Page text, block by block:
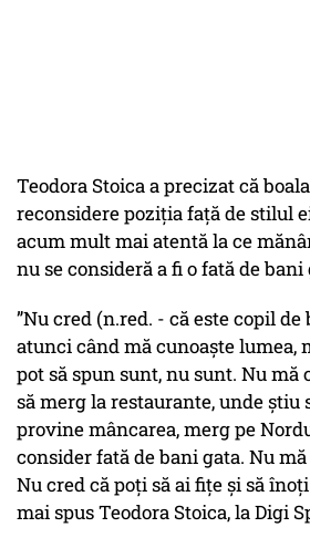
Teodora Stoica a precizat că
reconsidere poziția față de stilul
acum mult mai atentă la ce
nu se consideră a fi o fată de bani
”Nu cred (n.red. - că este copil de
atunci când mă cunoaște lumea,
pot să spun sunt, nu sunt. Nu mă
să merg la restaurante, unde știu
provine mâncarea, merg pe
consider fată de bani gata. Nu
Nu cred că poți să ai fițe și să
mai spus Teodora Stoica, la Digi